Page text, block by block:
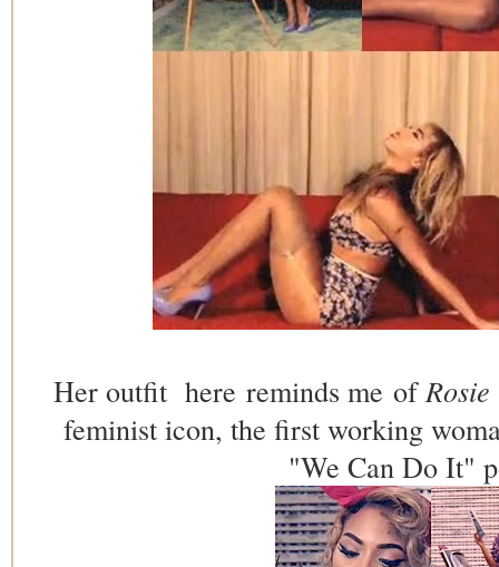
Her outfit here reminds me of
feminist icon, the first working
"We Can Do It"